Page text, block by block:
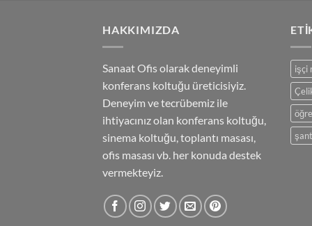
HAKKIMIZDA
Sanaat Ofis olarak deneyimli
konferans koltuğu üreticisiyiz.
Deneyim ve tecrübemiz ile
ihtiyacınız olan konferans koltuğu,
sinema koltuğu, toplantı masası,
ofis masası vb. her konuda destek
vermekteyiz.
işçi